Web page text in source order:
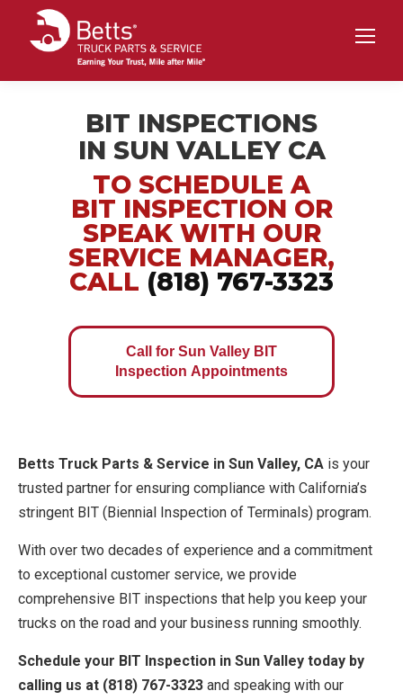
BIT INSPECTIONS
IN SUN VALLEY CA
TO SCHEDULE A
BIT INSPECTION OR
SPEAK WITH OUR
SERVICE MANAGER,
CALL (818) 767-3323
Call for Sun Valley BIT
Inspection Appointments
Betts Truck Parts & Service in Sun Valley, CA is your
trusted partner for ensuring compliance with California’s
stringent BIT (Biennial Inspection of Terminals) program.
With over two decades of experience and a commitment
to exceptional customer service, we provide
comprehensive BIT inspections that help you keep your
trucks on the road and your business running smoothly.
Schedule your BIT Inspection in Sun Valley today by
calling us at (818) 767-3323 and speaking with our